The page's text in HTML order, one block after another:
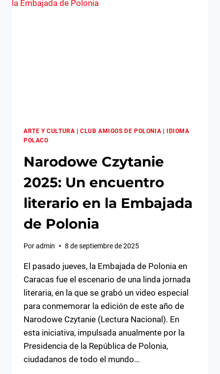
ASAMBLEA
ARTE Y CULTURA |CLUB AMIGOS DE POLONIA
IDIOMA
POLACO
Narodowe Czytanie
2025: Un encuentro
literario en la Embajada
de Polonia
Poradmin 8 de septiembre de 2025
El pasado jueves, la Embajada de Polonia en
Caracas fue el escenario de una linda jornada
literaria, en la que se grabó un video especial
para conmemorar la edición de este año de
Narodowe Czytanie (Lectura Nacional). En
esta iniciativa, impulsada anualmente por la
Presidencia de la República de Polonia,
ciudadanos de todo el mundo…